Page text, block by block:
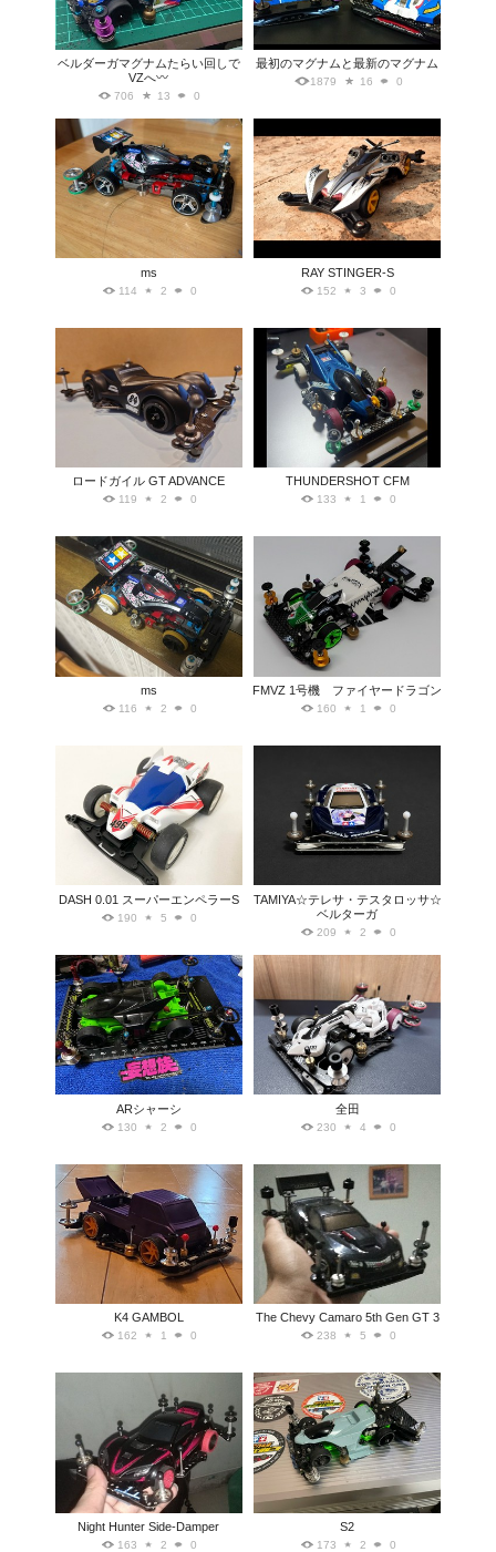
ベルダーガマグナムたらい回しで
VZへ〰️
706 13 0
最初のマグナムと最新のマグナム
1879 16 0
ms
114 2 0
RAY STINGER-S
152 3 0
ロードガイル GT ADVANCE
119 2 0
THUNDERSHOT CFM
133 1 0
ms
116 2 0
FMVZ 1号機 ファイヤードラゴン
160 1 0
DASH 0.01 スーパーエンペラーS
190 5 0
TAMIYA☆テレサ・テスタロッサ☆
ベルターガ
209 2 0
ARシャーシ
130 2 0
全田
230 4 0
K4 GAMBOL
162 1 0
The Chevy Camaro 5th Gen GT 3
238 5 0
Night Hunter Side-Damper
163 2 0
S2
173 2 0